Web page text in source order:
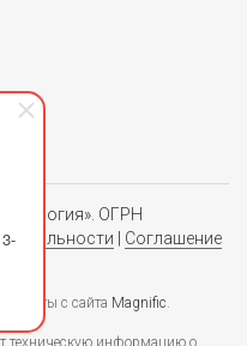
ОГРН
Соглашение
взяты с сайта Magnific.
техническую информацию о